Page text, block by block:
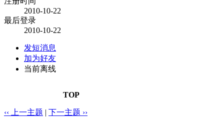
2010-10-22
最后登录
2010-10-22
发短消息
加为好友
当前离线
TOP
‹‹ 上一主题 | 下一主题 ››